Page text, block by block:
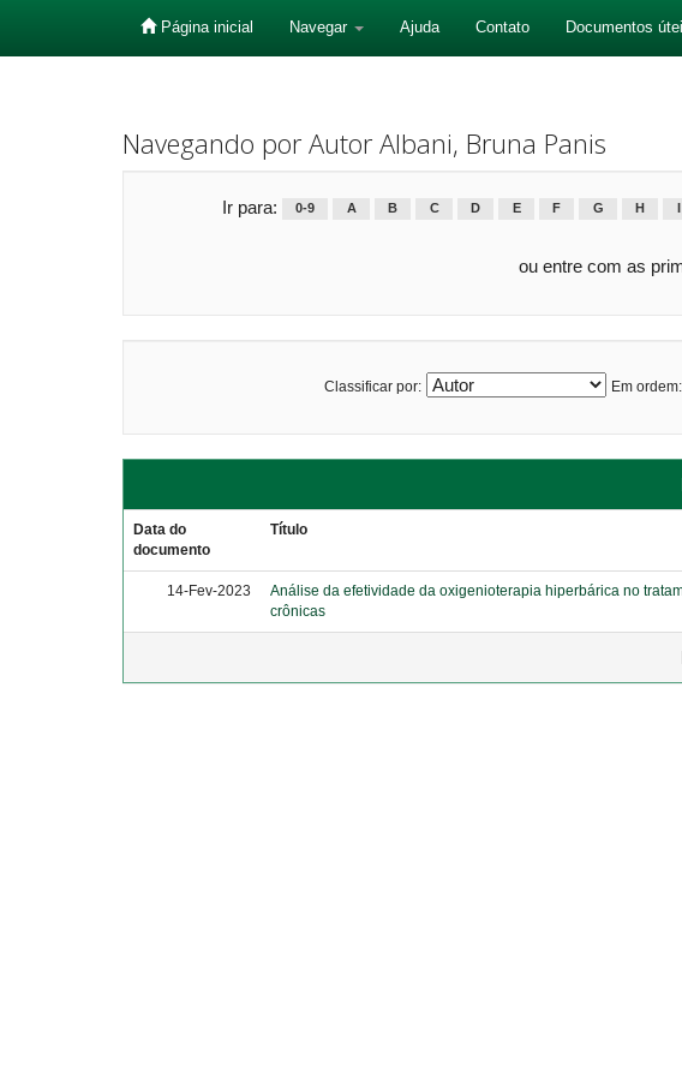
Página inicial Navegar Ajuda Contato Documentos
Navegando por Autor Albani, Bruna Panis
Ir para: 0-9 A B C D E F G H
ou entre com as
Classificar por: Em ordem:
Data do
documento
Título
14-Fev-2023
Análise da efetividade da oxigenioterapia hiperbárica no
crônicas